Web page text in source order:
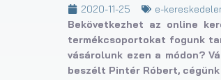
2020-11-25 e-
Bekövetkezhet az online
termékcsoportokat fogunk
vásárolunk ezen a módon?
beszélt Pintér Róbert,